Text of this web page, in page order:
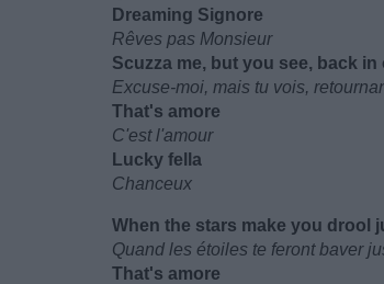
Dreaming Signore
Rêves pas Monsieur
Scuzza me, but you see, back in
Excuse-moi, mais tu vois,
That's amore
C'est l'amour
Lucky fella
Chanceux
When the stars make you drool
Quand les étoiles te feront baver
That's amore